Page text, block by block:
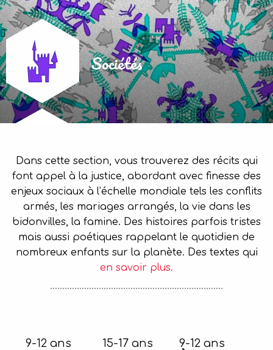
Sociétés
Dans cette section, vous trouverez des récits qui
font appel à la justice, abordant avec finesse des
enjeux sociaux à l’échelle mondiale tels les conflits
armés, les mariages arrangés, la vie dans les
bidonvilles, la famine. Des histoires parfois tristes
mais aussi poétiques rappelant le quotidien de
nombreux enfants sur la planète. Des textes qui
en savoir plus.
9-12 ans 15-17 ans 9-12 ans